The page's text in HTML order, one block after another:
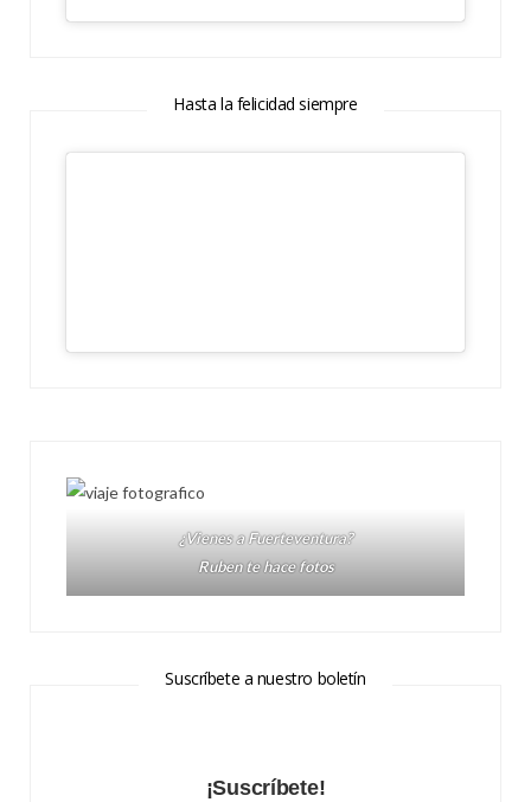
Hasta la felicidad siempre
¿Vienes a Fuerteventura?
Ruben te hace fotos
Suscríbete a nuestro boletín
¡Suscríbete!